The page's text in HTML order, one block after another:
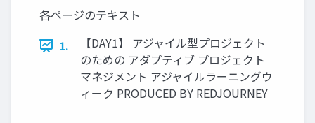
各ページのテキスト
1.
【DAY1】 アジャイル型プロジェクト
のための アダプティブ プロジェクト
マネジメント アジャイルラーニングウ
ィーク PRODUCED BY REDJOURNEY